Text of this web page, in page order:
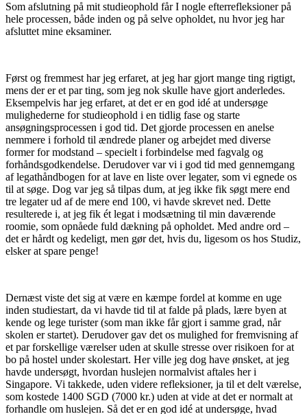
Som afslutning på mit studieophold får I nogle efterrefleksioner på
hele processen, både inden og på selve opholdet, nu hvor jeg har
afsluttet mine eksaminer.
Først og fremmest har jeg erfaret, at jeg har gjort mange ting rigtigt,
mens der er et par ting, som jeg nok skulle have gjort anderledes.
Eksempelvis har jeg erfaret, at det er en god idé at undersøge
mulighederne for studieophold i en tidlig fase og starte
ansøgningsprocessen i god tid. Det gjorde processen en anelse
nemmere i forhold til ændrede planer og arbejdet med diverse
former for modstand – specielt i forbindelse med fagvalg og
forhåndsgodkendelse. Derudover var vi i god tid med gennemgang
af legathåndbogen for at lave en liste over legater, som vi egnede os
til at søge. Dog var jeg så tilpas dum, at jeg ikke fik søgt mere end
tre legater ud af de mere end 100, vi havde skrevet ned. Dette
resulterede i, at jeg fik ét legat i modsætning til min daværende
roomie, som opnåede fuld dækning på opholdet. Med andre ord –
det er hårdt og kedeligt, men gør det, hvis du, ligesom os hos Studiz,
elsker at spare penge!
Dernæst viste det sig at være en kæmpe fordel at komme en uge
inden studiestart, da vi havde tid til at falde på plads, lære byen at
kende og lege turister (som man ikke får gjort i samme grad, når
skolen er startet). Derudover gav det os mulighed for fremvisning af
et par forskellige værelser uden at skulle stresse over risikoen for at
bo på hostel under skolestart. Her ville jeg dog have ønsket, at jeg
havde undersøgt, hvordan huslejen normalvist aftales her i
Singapore. Vi takkede, uden videre refleksioner, ja til et delt værelse,
som kostede 1400 SGD (7000 kr.) uden at vide at det er normalt at
forhandle om huslejen. Så det er en god idé at undersøge, hvad